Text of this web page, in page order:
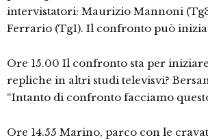
intervistatori: Maurizio Mannoni
Ferrario (Tg1). Il confronto può
Ore 15.00 Il confronto sta per
repliche in altri studi televisvi?
“Intanto di confronto facciamo
Ore 14.55 Marino, parco con le